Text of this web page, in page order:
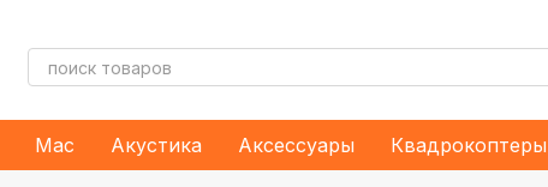
Mac Акустика Аксессуары Квадрокоптеры